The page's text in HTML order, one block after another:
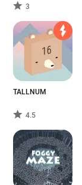
3
TALLNUM
4.5